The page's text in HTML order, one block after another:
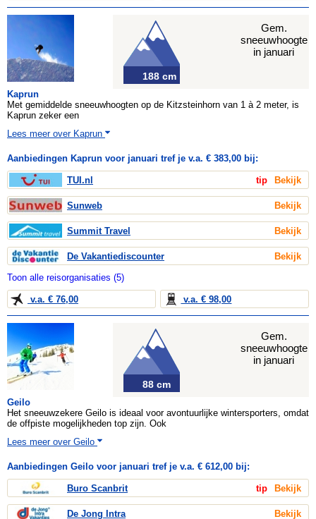
Kaprun
Met gemiddelde sneeuwhoogten op de Kitzsteinhorn van 1 à 2 meter, is
Kaprun zeker een
Lees meer over Kaprun
188 cm
Gem.
sneeuwhoogte
in januari
Aanbiedingen Kaprun voor januari tref je v.a. € 383,00 bij:
TUI.nl tip Bekijk
Sunweb Bekijk
Summit Travel Bekijk
De Vakantiediscounter
Bekijk
Toon alle reisorganisaties (5)
v.a. € 76,00 v.a. € 98,00
Geilo
Het sneeuwzekere Geilo is ideaal voor avontuurlijke wintersporters, omdat
de offpiste mogelijkheden top zijn. Ook
Lees meer over Geilo
88 cm
Gem.
sneeuwhoogte
in januari
Aanbiedingen Geilo voor januari tref je v.a. € 612,00 bij:
Buro Scanbrit tip Bekijk
De Jong Intra Bekijk